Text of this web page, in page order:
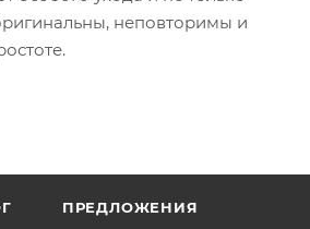
неповторимы и
ПРЕДЛОЖЕНИЯ